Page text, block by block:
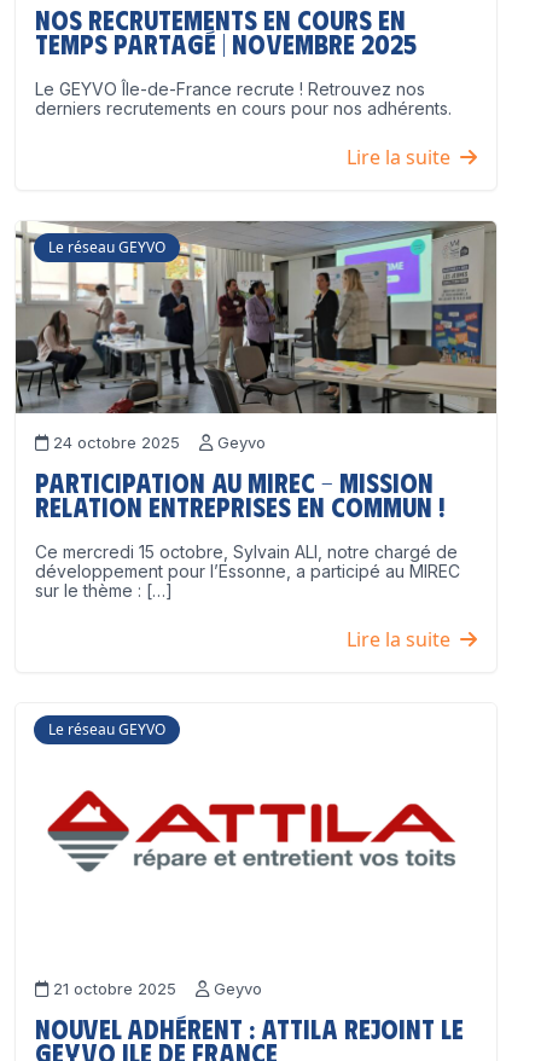
Nos recrutements en cours en
temps partagé | Novembre 2025
Le GEYVO Île-de-France recrute ! Retrouvez nos
derniers recrutements en cours pour nos adhérents.
Lire la suite
Le réseau GEYVO
24 octobre 2025 Geyvo
Participation au MIREC – Mission
Relation Entreprises en Commun !
Ce mercredi 15 octobre, Sylvain ALI, notre chargé de
développement pour l’Essonne, a participé au MIREC
sur le thème : […]
Lire la suite
Le réseau GEYVO
21 octobre 2025 Geyvo
Nouvel adhérent : ATTILA rejoint le
GEYVO Ile de France